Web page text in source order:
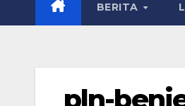
BERITA
pln-